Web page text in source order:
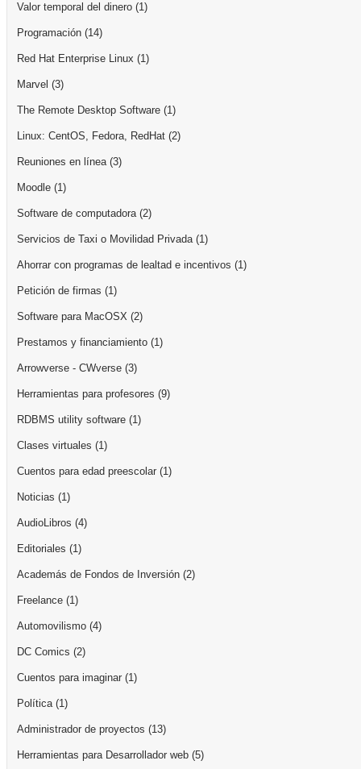
Valor temporal del dinero (1)
Programación (14)
Red Hat Enterprise Linux (1)
Marvel (3)
The Remote Desktop Software (1)
Linux: CentOS, Fedora, RedHat (2)
Reuniones en línea(3)
Moodle (1)
Software de computadora(2)
Servicios de Taxi o Movilidad Privada(1)
Ahorrar con programas de lealtad e incentivos (1)
Petición de firmas (1)
Software para MacOSX (2)
Prestamos y financiamiento (1)
Arrowverse - CWverse (3)
Herramientas para profesores (9)
RDBMS utility software (1)
Clases virtuales (1)
Cuentos para edad preescolar (1)
Noticias (1)
AudioLibros (4)
Editoriales (1)
Academás de Fondos de Inversión (2)
Freelance (1)
Automovilismo (4)
DC Comics (2)
Cuentos para imaginar (1)
Política(1)
Administrador de proyectos (13)
Herramientas para Desarrollador web (5)